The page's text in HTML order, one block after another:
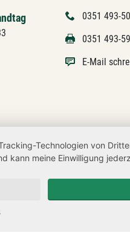
0351 493-50
0351 493-
E-Mail
Technologien von
kann meine Einwilligung